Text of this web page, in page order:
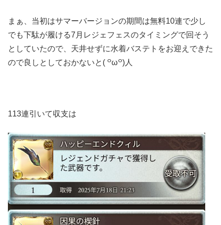
まぁ、当初はサマーバージョンの期間は無料10連で少し
でも下駄が履ける7月レジェフェスのタイミングで回そう
としていたので、天井せずに水着バステトをお迎えできた
ので良しとしておかないと( ꒪ω꒪)人
113連引いて収支は